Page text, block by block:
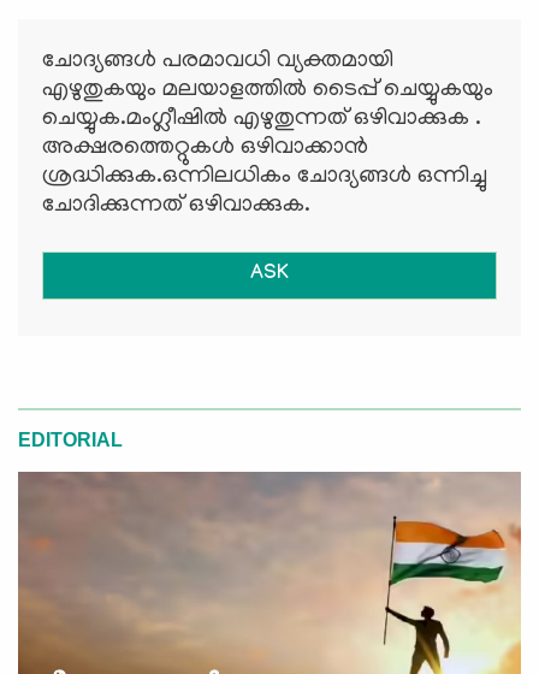
ചോദ്യങ്ങള്‍ പരമാവധി വ്യക്തമായി
എഴുതുകയും മലയാളത്തില്‍ ടൈപ്പ് ചെയ്യുകയും
ചെയ്യുക.മംഗ്ലീഷില്‍ എഴുതുന്നത് ഒഴിവാക്കുക .
അക്ഷരത്തെറ്റുകള്‍ ഒഴിവാക്കാന്‍
ശ്രദ്ധിക്കുക.ഒന്നിലധികം ചോദ്യങ്ങള്‍ ഒന്നിച്ചു
ചോദിക്കുന്നത് ഒഴിവാക്കുക.
ASK
EDITORIAL